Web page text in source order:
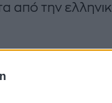
από την